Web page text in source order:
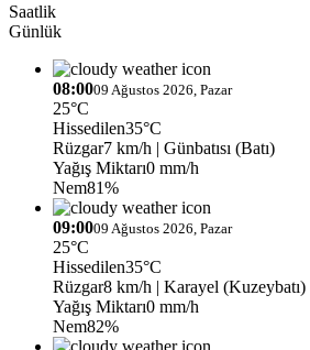
Saatlik
Günlük
08:0009 Ağustos 2026, Pazar
25°C
Hissedilen35°C
Rüzgar7 km/h | Günbatısı (Batı)
Yağış Miktarı0 mm/h
Nem81%
09:0009 Ağustos 2026, Pazar
25°C
Hissedilen35°C
Rüzgar8 km/h | Karayel (Kuzeybatı)
Yağış Miktarı0 mm/h
Nem82%